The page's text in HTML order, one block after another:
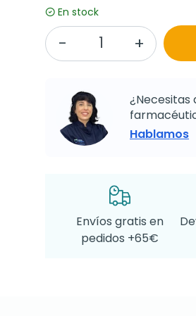
En stock
¿Necesitas
Hablamos
Envíos gratis en
pedidos +65€